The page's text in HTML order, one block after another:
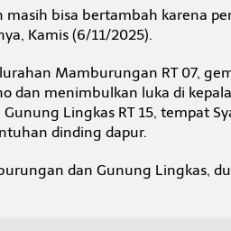
masih bisa bertambah karena
Kamis (6/11/2025).
Mamburungan RT 07,
dan menimbulkan luka di
Lingkas RT 15, tempat
dinding dapur.
dan Gunung Lingkas,